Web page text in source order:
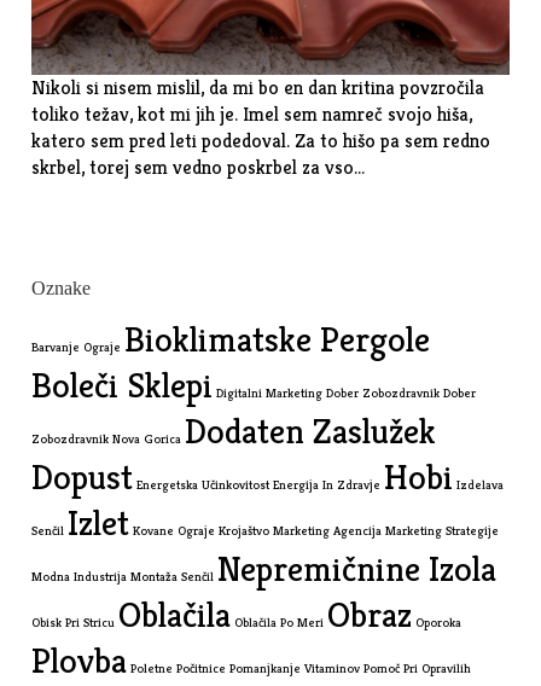
Nikoli si nisem mislil, da mi bo en dan kritina povzročila
toliko težav, kot mi jih je. Imel sem namreč svojo hiša,
katero sem pred leti podedoval. Za to hišo pa sem redno
skrbel, torej sem vedno poskrbel za vso…
Oznake
Barvanje Ograje Bioklimatske Pergole
Boleči Sklepi Digitalni Marketing Dober Zobozdravnik Dober
Zobozdravnik Nova Gorica Dodaten Zaslužek
Dopust Energetska Učinkovitost Energija In Zdravje Hobi Izdelava
Senčil Izlet Kovane Ograje Krojaštvo Marketing Agencija Marketing Strategije
Modna Industrija Montaža Senčil Nepremičnine Izola
Obisk Pri Stricu Oblačila Oblačila Po Meri Obraz Oporoka
Plovba Poletne Počitnice Pomanjkanje Vitaminov Pomoč Pri Opravilih